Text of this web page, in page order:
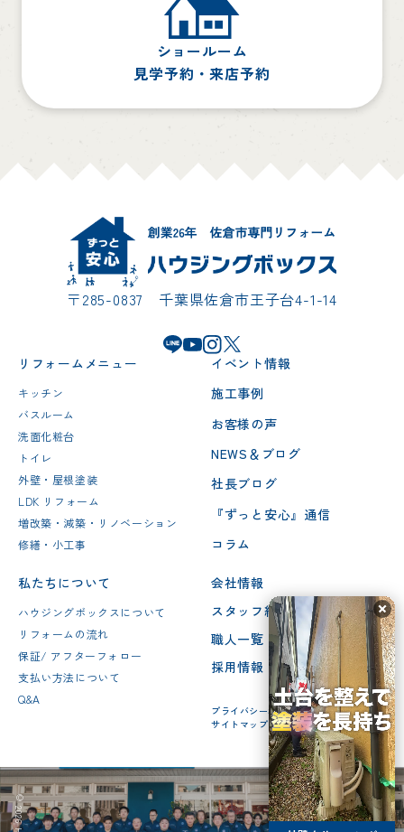
ショールーム
見学予約・来店予約
〒285-0837 千葉県佐倉市王子台4-1-14
リフォームメニュー
キッチン
バスルーム
洗面化粧台
トイレ
外壁・屋根塗装
LDK リフォーム
増改築・減築・リノベーション
修繕・小工事
イベント情報
施工事例
お客様の声
NEWS＆ブログ
社長ブログ
『ずっと安心』通信
コラム
私たちについて
ハウジングボックスについて
リフォームの流れ
保証/ アフターフォロー
支払い方法について
Q&A
会社情報
スタッフ紹介
職人一覧
採用情報
プライバシーポリシー
サイトマップ